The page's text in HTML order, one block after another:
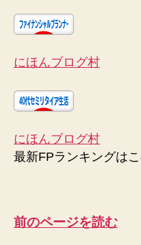
にほんブログ村
にほんブログ村
最新FPランキングは
前のページを読む